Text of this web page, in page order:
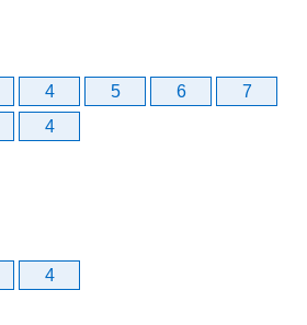
4 5 6
7
4
4